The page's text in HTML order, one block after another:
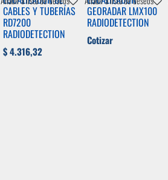
CABLES Y TUBERÍAS
RD7200
RADIODETECTION
$4.316,32
GEORADAR LMX100
RADIODETECTION
Cotizar